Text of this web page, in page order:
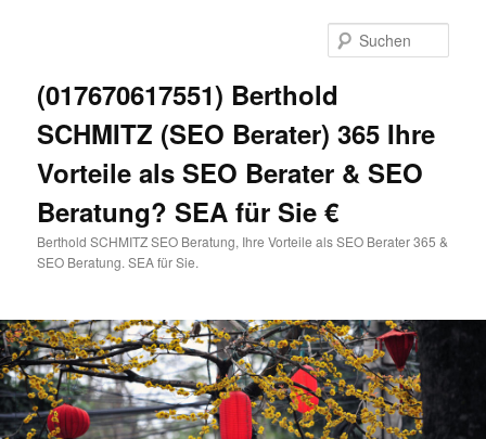
(017670617551) Berthold
SCHMITZ (SEO Berater) 365 Ihre
Vorteile als SEO Berater & SEO
Beratung? SEA für Sie €
Berthold SCHMITZ SEO Beratung, Ihre Vorteile als SEO Berater 365 &
SEO Beratung. SEA für Sie.